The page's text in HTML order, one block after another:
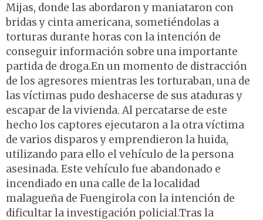
Mijas, donde las abordaron y maniataron con
bridas y cinta americana, sometiéndolas a
torturas durante horas con la intención de
conseguir información sobre una importante
partida de droga.En un momento de distracción
de los agresores mientras les torturaban, una de
las víctimas pudo deshacerse de sus ataduras y
escapar de la vivienda. Al percatarse de este
hecho los captores ejecutaron a la otra víctima
de varios disparos y emprendieron la huida,
utilizando para ello el vehículo de la persona
asesinada. Este vehículo fue abandonado e
incendiado en una calle de la localidad
malagueña de Fuengirola con la intención de
dificultar la investigación policial.Tras la